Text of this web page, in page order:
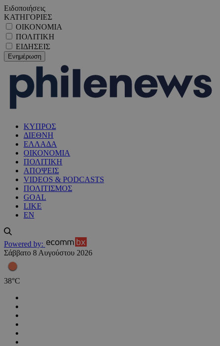
Ειδοποιήσεις
ΚΑΤΗΓΟΡΙΕΣ
ΟΙΚΟΝΟΜΙΑ
ΠΟΛΙΤΙΚΗ
ΕΙΔΗΣΕΙΣ
ΚΥΠΡΟΣ
ΔΙΕΘΝΗ
ΕΛΛΑΔΑ
ΟΙΚΟΝΟΜΙΑ
ΠΟΛΙΤΙΚΗ
ΑΠΟΨΕΙΣ
VIDEOS & PODCASTS
ΠΟΛΙΤΙΣΜΟΣ
GOAL
LIKE
EN
Powered by:
Σάββατο 8 Αυγούστου 2026
38°C